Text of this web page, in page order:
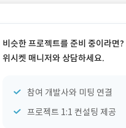
‘이런 거’ 만들어본
개발 회사 있어?
비슷한 프로젝트를 준비 중이라면?
위시켓 매니저와 상담하세요.
참여 개발사와 미팅 연결
프로젝트 1:1 컨설팅 제공